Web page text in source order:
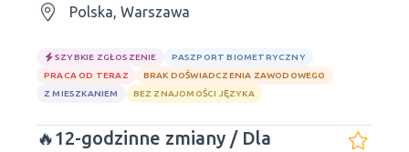
Polska, Warszawa
SZYBKIE ZGŁOSZENIE
PASZPORT BIOMETRYCZNY
PRACA OD TERAZ
BRAK DOŚWIADCZENIA ZAWODOWEGO
Z MIESZKANIEM
BEZ ZNAJOMOŚCI JĘZYKA
🔥12-godzinne zmiany / Dla